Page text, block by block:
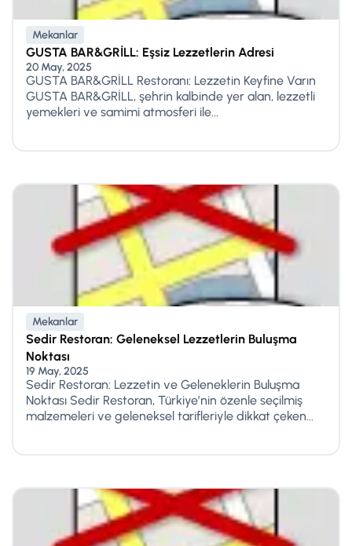
Mekanlar
GUSTA BAR&GRİLL: Eşsiz Lezzetlerin Adresi
20 May, 2025
GUSTA BAR&GRİLL Restoranı: Lezzetin Keyfine Varın
GUSTA BAR&GRİLL, şehrin kalbinde yer alan, lezzetli
yemekleri ve samimi atmosferi ile...
Mekanlar
Sedir Restoran: Geleneksel Lezzetlerin Buluşma
Noktası
19 May, 2025
Sedir Restoran: Lezzetin ve Geleneklerin Buluşma
Noktası Sedir Restoran, Türkiye’nin özenle seçilmiş
malzemeleri ve geleneksel tarifleriyle dikkat çeken...